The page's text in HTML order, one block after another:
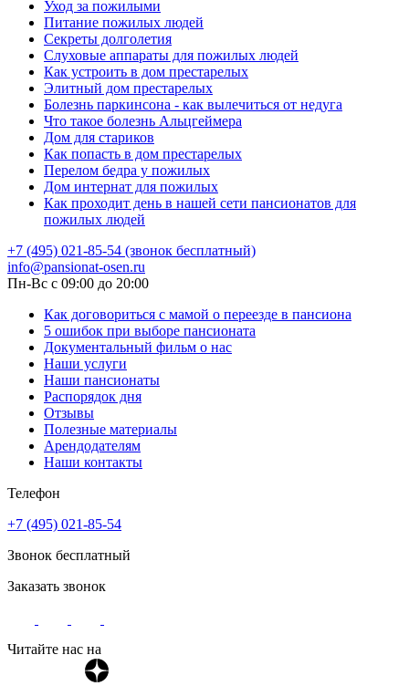
Уход за пожилыми
Питание пожилых людей
Секреты долголетия
Слуховые аппараты для пожилых людей
Как устроить в дом престарелых
Элитный дом престарелых
Болезнь паркинсона - как вылечиться от недуга
Что такое болезнь Альцгеймера
Дом для стариков
Как попасть в дом престарелых
Перелом бедра у пожилых
Дом интернат для пожилых
Как проходит день в нашей сети пансионатов для
пожилых людей
+7 (495) 021-85-54 (звонок бесплатный)
info@pansionat-osen.ru
Пн-Вс с 09:00 до 20:00
Как договориться с мамой о переезде в пансиона
5 ошибок при выборе пансионата
Документальный фильм о нас
Наши услуги
Наши пансионаты
Распорядок дня
Отзывы
Полезные материалы
Арендодателям
Наши контакты
Телефон
+7 (495) 021-85-54
Звонок бесплатный
Заказать звонок
Читайте нас на